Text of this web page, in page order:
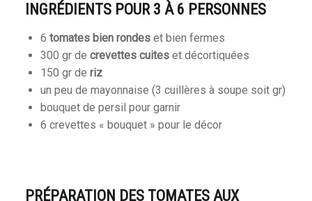
INGRÉDIENTS POUR 3 À 6 PERSONNES
6 tomates bien rondeset bien fermes
300 gr de crevettes cuiteset décortiquées
150 gr de riz
un peu de mayonnaise (3 cuillères à soupe soit gr)
bouquet de persil pour garnir
6 crevettes « bouquet » pour le décor
PRÉPARATION DES TOMATES AUX